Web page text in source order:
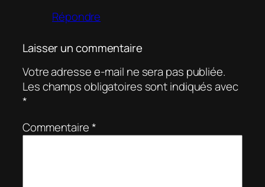
Répondre
Laisser un commentaire
Votre adresse e-mail ne sera pas publiée.
Les champs obligatoires sont indiqués avec
*
Commentaire*